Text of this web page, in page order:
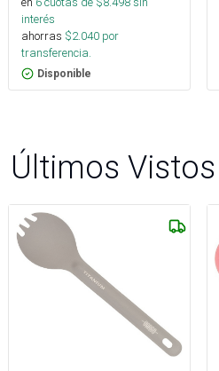
interés
ahorras $2.040 por
transferencia.
Disponible
Últimos Vistos